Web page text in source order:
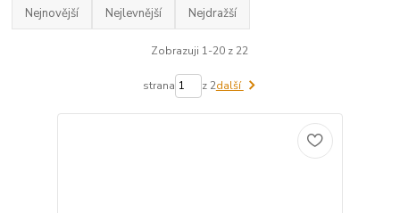
Nejnovější Nejlevnější Nejdražší
Zobrazuji 1-20 z 22
strana z 2další